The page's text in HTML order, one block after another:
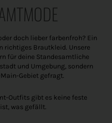
doch lieber farbenfroh? Ein
richtiges Brautkleid. Unsere
für deine Standesamtliche
und Umgebung, sondern
Gebiet gefragt.
Outfits gibt es keine feste
was gefällt.